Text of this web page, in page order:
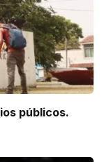
públicos.